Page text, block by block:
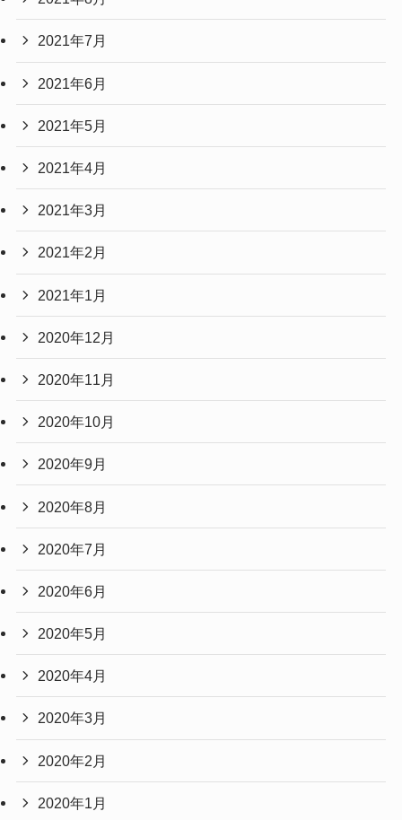
2021年7月
2021年6月
2021年5月
2021年4月
2021年3月
2021年2月
2021年1月
2020年12月
2020年11月
2020年10月
2020年9月
2020年8月
2020年7月
2020年6月
2020年5月
2020年4月
2020年3月
2020年2月
2020年1月